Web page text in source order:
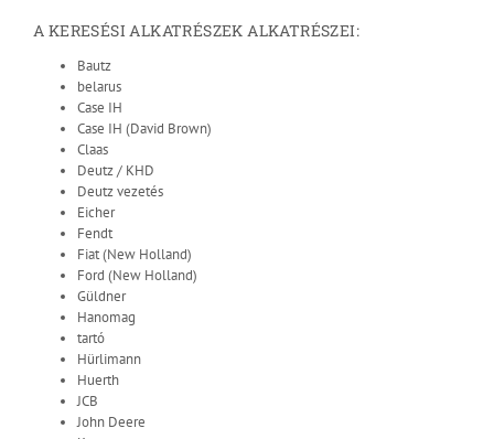
A KERESÉSI ALKATRÉSZEK ALKATRÉSZEI:
Bautz
belarus
Case IH
Case IH (David Brown)
Claas
Deutz / KHD
Deutz vezetés
Eicher
Fendt
Fiat (New Holland)
Ford (New Holland)
Güldner
Hanomag
tartó
Hürlimann
Huerth
JCB
John Deere